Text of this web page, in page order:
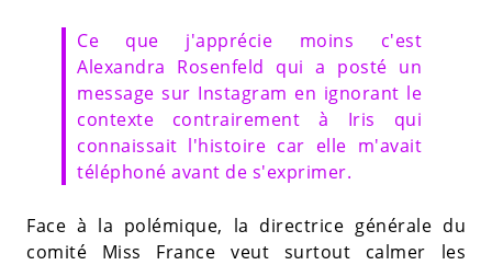
Ce que j'apprécie moins c'est
Alexandra Rosenfeld qui a posté un
message sur Instagram en ignorant le
contexte contrairement à Iris qui
connaissait l'histoire car elle m'avait
téléphoné avant de s'exprimer.
Face à la polémique, la directrice générale du
comité Miss France veut surtout calmer les